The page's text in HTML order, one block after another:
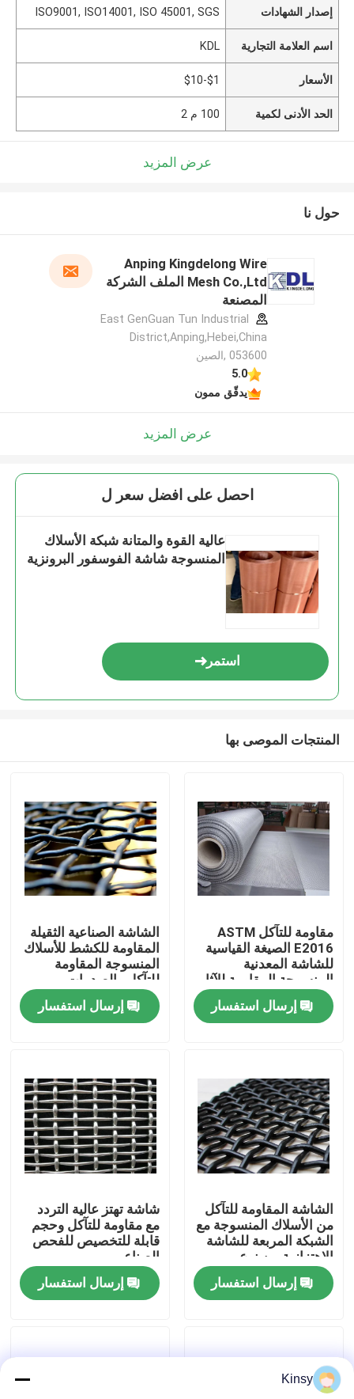
المنزل
المنتجات
حولنا
جولة في المصنع
اتصل بنا
أخبار
شاشة شبكة الأسلاك المنسوجة
إصدار الشهادات ISO9001, ISO14001, ISO 45001, SGS
اسم العلامة التجارية KDL
الأسعار $1-$10
الحد الأدنى لكمية 100 م 2
عرض المزيد
حول نا
Anping Kingdelong Wire
Mesh Co.,Ltd الملف الشركة
المصنعة
East GenGuan Tun Industrial
District,Anping,Hebei,China
053600 ,الصين
5.0
يدقّق ممون
عرض المزيد
احصل على افضل سعر ل
عالية القوة والمتانة شبكة الأسلاك
المنسوجة شاشة الفوسفور البرونزية
استمر
المنتجات الموصى بها
مقاومة للتآكل ASTM
E2016 الصيغة القياسية
للشاشة المعدنية
المنسوجة المقاومة للآثار
الثقيلة
إرسال استفسار
الشاشة الصناعية الثقيلة
المقاومة للكشط للأسلاك
المنسوجة المقاومة
للتآكل والصدمات
إرسال استفسار
الشاشة المقاومة للتآكل
من الأسلاك المنسوجة مع
الشبكة المربعة للشاشة
الاهتزازية من نوع
الخطاف 30 ° 180 °
إرسال استفسار
شاشة تهتز عالية التردد
مع مقاومة للتآكل وحجم
قابلة للتخصيص للفحص
الصناعي
إرسال استفسار
Kinsy